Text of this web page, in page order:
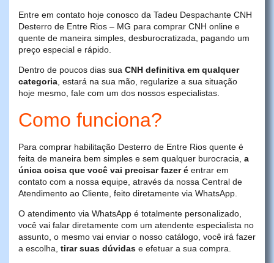
Entre em contato hoje conosco da Tadeu Despachante CNH
Desterro de Entre Rios – MG para comprar CNH online e
quente de maneira simples, desburocratizada, pagando um
preço especial e rápido.
Dentro de poucos dias sua CNH definitiva em qualquer
categoria, estará na sua mão, regularize a sua situação
hoje mesmo, fale com um dos nossos especialistas.
Como funciona?
Para comprar habilitação Desterro de Entre Rios quente é
feita de maneira bem simples e sem qualquer burocracia, a
única coisa que você vai precisar fazer é entrar em
contato com a nossa equipe, através da nossa Central de
Atendimento ao Cliente, feito diretamente via WhatsApp.
O atendimento via WhatsApp é totalmente personalizado,
você vai falar diretamente com um atendente especialista no
assunto, o mesmo vai enviar o nosso catálogo, você irá fazer
a escolha, tirar suas dúvidas e efetuar a sua compra.